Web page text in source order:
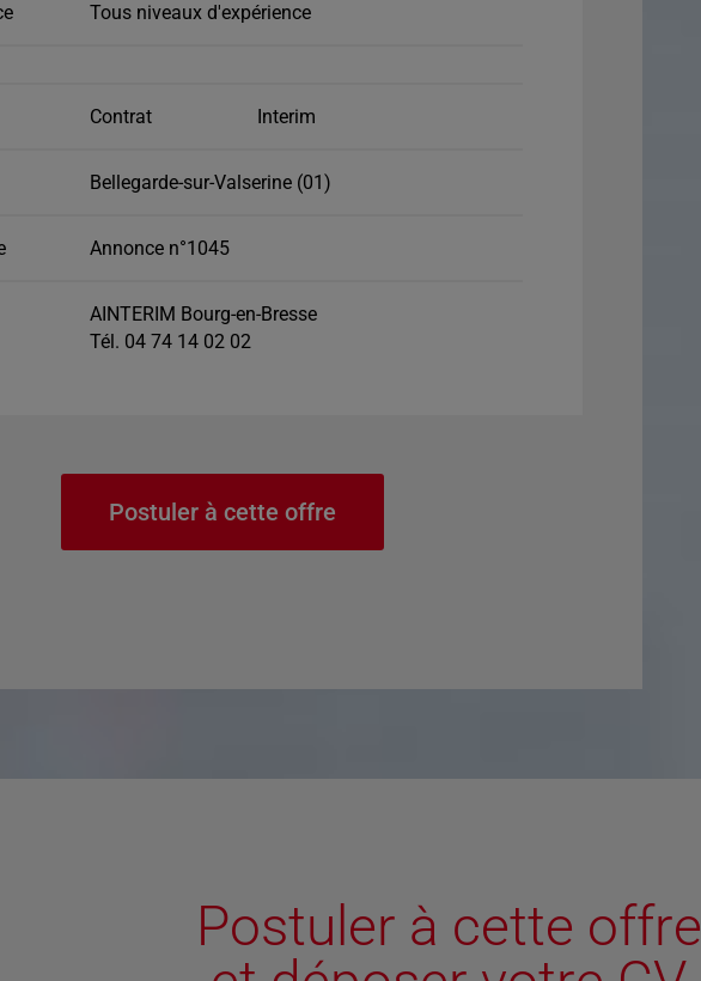
Tous niveaux d'expérience
Contrat
Interim
Bellegarde-sur-Valserine (01)
Annonce n°1045
AINTERIM Bourg-en-Bresse
Tél. 04 74 14 02 02
Postuler à cette offre
Postuler à cette offre